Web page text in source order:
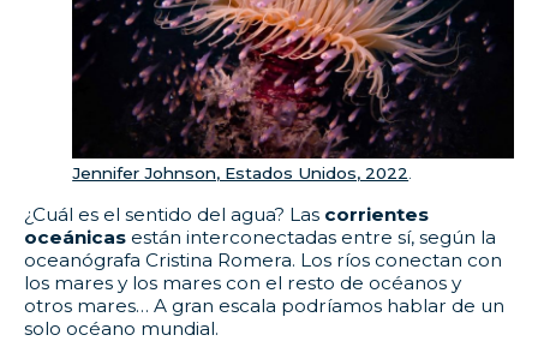
Jennifer Johnson, Estados Unidos, 2022
¿Cuál es el sentido del agua? Las corrientes
oceánicas están interconectadas entre sí, según la
oceanógrafa Cristina Romera. Los ríos conectan con
los mares y los mares con el resto de océanos y
otros mares… A gran escala podríamos hablar de un
solo océano mundial.